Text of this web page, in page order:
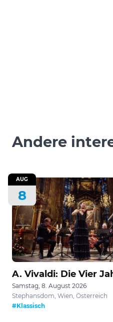
Andere
AUG
8
A. Vivaldi: Die Vier
Samstag, 8. August 2026
Stephansdom, Wien, Österreich
#Klassisch